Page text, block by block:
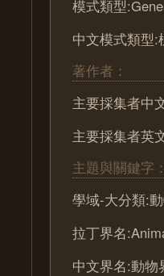
模式類型
中文模式類型:
著作者：
主要採集者中
主要採集者英
主題與關鍵字：
學域-大分類:
拉丁界名
中文界名:動物